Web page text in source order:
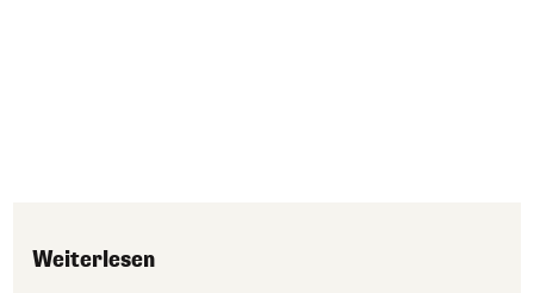
Weiterlesen